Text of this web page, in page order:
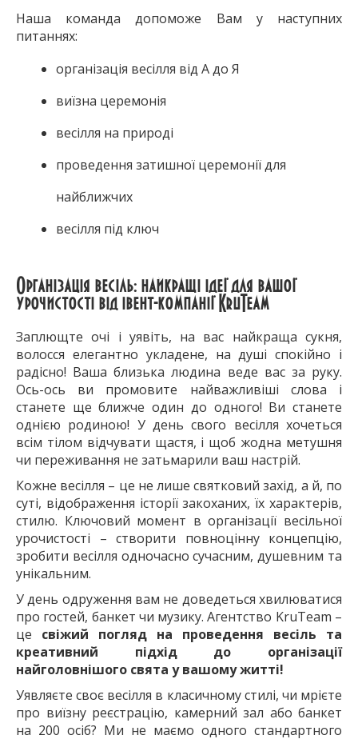
Наша команда допоможе Вам у наступних
питаннях:
організація весілля від А до Я
виїзна церемонія
весілля на природі
проведення затишної церемонії для
найближчих
весілля під ключ
Організація весіль: найкращі ідеї для вашої
урочистості від івент-компаніїKruTeam
Заплющте очі і уявіть, на вас найкраща сукня,
волосся елегантно укладене, на душі спокійно і
радісно! Ваша близька людина веде вас за руку.
Ось-ось ви промовите найважливіші слова і
станете ще ближче один до одного! Ви станете
однією родиною! У день свого весілля хочеться
всім тілом відчувати щастя, і щоб жодна метушня
чи переживання не затьмарили ваш настрій.
Кожне весілля – це не лише святковий захід, а й, по
суті, відображення історії закоханих, їх характерів,
стилю. Ключовий момент в організації весільної
урочистості – створити повноцінну концепцію,
зробити весілля одночасно сучасним, душевним та
унікальним.
У день одруження вам не доведеться хвилюватися
про гостей, банкет чи музику. Агентство KruTeam –
це свіжий погляд на проведення весіль та
креативний підхід до організації
найголовнішого свята у вашому житті!
Уявляєте своє весілля в класичному стилі, чи мрієте
про виїзну реєстрацію, камерний зал або банкет
на 200 осіб? Ми не маємо одного стандартного